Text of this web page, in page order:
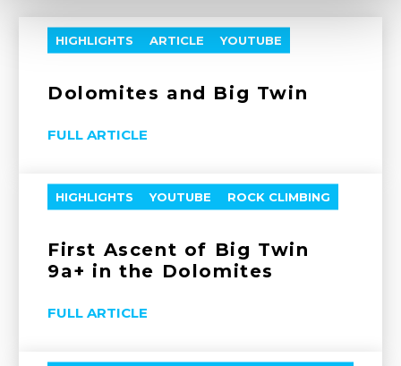
HIGHLIGHTS ARTICLE YOUTUBE
Dolomites and Big Twin
FULL ARTICLE
HIGHLIGHTS YOUTUBE ROCK CLIMBING
First Ascent of Big Twin
9a+ in the Dolomites
FULL ARTICLE